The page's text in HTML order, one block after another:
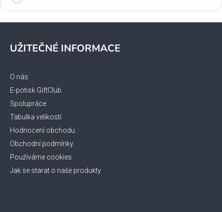
UŽITEČNÉ INFORMACE
O nás
E-potisk GiftClub
Spolupráce
Tabulka velikostí
Hodnocení obchodu
Obchodní podmínky
Používáme cookies
Jak se starat o naše produkty